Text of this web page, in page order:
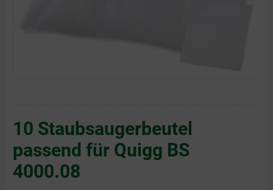
10 Staubsaugerbeutel
passend für Quigg BS
4000.08